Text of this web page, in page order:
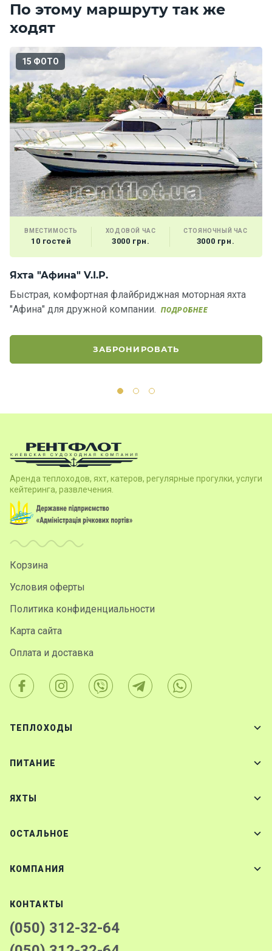
По этому маршруту так же
ходят
15 ФОТО
ВМЕСТИМОСТЬ
10 гостей
ХОДОВОЙ ЧАС
3000 грн.
СТОЯНОЧНЫЙ ЧАС
3000 грн.
Яхта "Афина" V.I.P.
Быстрая, комфортная флайбриджная моторная яхта
"Афина" для дружной компании.
ПОДРОБНЕЕ
ЗАБРОНИРОВАТЬ
Аренда теплоходов, яхт, катеров, регулярные прогулки, услуги
кейтеринга, развлечения.
Корзина
Условия оферты
Политика конфиденциальности
Карта сайта
Оплата и доставка
ТЕПЛОХОДЫ
ПИТАНИЕ
ЯХТЫ
ОСТАЛЬНОЕ
КОМПАНИЯ
КОНТАКТЫ
(050) 312-32-64
р
а
О нас
Програ
ммы
отдыха
Подаро
чные
сертиф
икаты
Развле
чения
Речные
прогулк
и
Отзывы